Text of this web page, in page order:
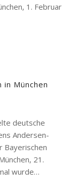
1. Februar
in München
deutsche
Andersen-
Bayerischen
21.
wurde…